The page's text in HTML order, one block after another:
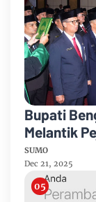
Bupati
Melantik
Pratama
SUMO
Dec 21, 2025